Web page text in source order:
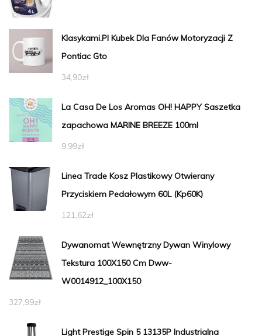
Klasykami.Pl Kubek Dla Fanów Motoryzacji Z
Pontiac Gto
34,90zł
La Casa De Los Aromas OH! HAPPY Saszetka
zapachowa MARINE BREEZE 100ml
9,99zł
Linea Trade Kosz Plastikowy Otwierany
Przyciskiem Pedałowym 60L (Kp60K)
121,62zł
Dywanomat Wewnętrzny Dywan Winylowy
Tekstura 100X150 Cm Dww-
W0014912_100X150
327,99zł
Light Prestige Spin 5 13135P Industrialna